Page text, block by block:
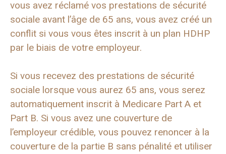
vous avez réclamé vos prestations de sécurité
sociale avant l’âge de 65 ans, vous avez créé un
conflit si vous vous êtes inscrit à un plan HDHP
par le biais de votre employeur.
Si vous recevez des prestations de sécurité
sociale lorsque vous aurez 65 ans, vous serez
automatiquement inscrit à Medicare Part A et
Part B. Si vous avez une couverture de
l’employeur crédible, vous pouvez renoncer à la
couverture de la partie B sans pénalité et utiliser